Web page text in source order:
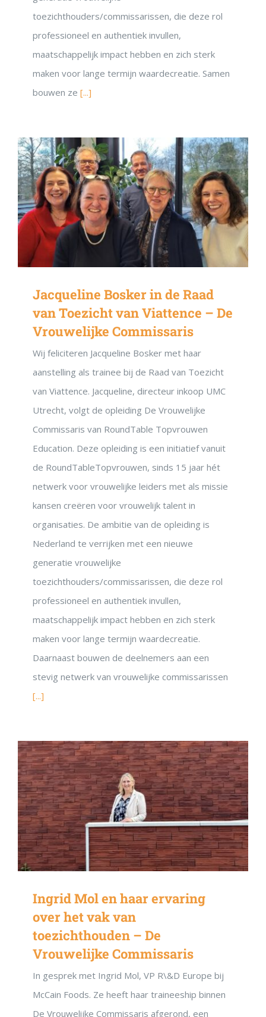
toezichthouders/commissarissen, die deze rol
professioneel en authentiek invullen,
maatschappelijk impact hebben en zich sterk
maken voor lange termijn waardecreatie. Samen
bouwen ze [...]
Jacqueline Bosker in de Raad
van Toezicht van Viattence – De
Vrouwelijke Commissaris
Wij feliciteren Jacqueline Bosker met haar
aanstelling als trainee bij de Raad van Toezicht
van Viattence. Jacqueline, directeur inkoop UMC
Utrecht, volgt de opleiding De Vrouwelijke
Commissaris van RoundTable Topvrouwen
Education. Deze opleiding is een initiatief vanuit
de RoundTableTopvrouwen, sinds 15 jaar hét
netwerk voor vrouwelijke leiders met als missie
kansen creëren voor vrouwelijk talent in
organisaties. De ambitie van de opleiding is
Nederland te verrijken met een nieuwe
generatie vrouwelijke
toezichthouders/commissarissen, die deze rol
professioneel en authentiek invullen,
maatschappelijk impact hebben en zich sterk
maken voor lange termijn waardecreatie.
Daarnaast bouwen de deelnemers aan een
stevig netwerk van vrouwelijke commissarissen
[...]
Ingrid Mol en haar ervaring
over het vak van
toezichthouden – De
Vrouwelijke Commissaris
In gesprek met Ingrid Mol, VP R\&D Europe bij
McCain Foods. Ze heeft haar traineeship binnen
De Vrouwelijke Commissaris afgerond, een